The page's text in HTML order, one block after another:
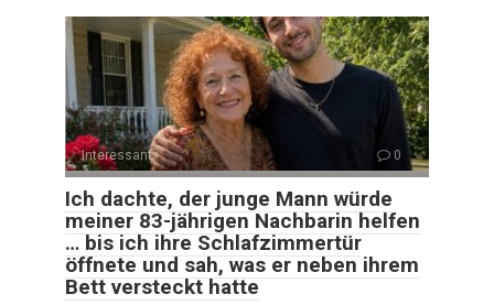
Interessant 0
Ich dachte, der junge Mann würde
meiner 83-jährigen Nachbarin helfen
… bis ich ihre Schlafzimmertür
öffnete und sah, was er neben ihrem
Bett versteckt hatte